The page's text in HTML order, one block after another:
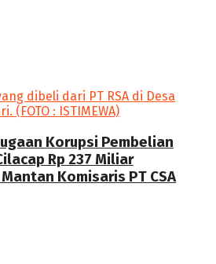
Korupsi Pembelian
Rp 237 Miliar
Komisaris PT CSA